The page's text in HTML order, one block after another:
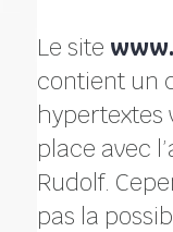
Le site
contient un
hypertextes
place avec
Rudolf.
pas la